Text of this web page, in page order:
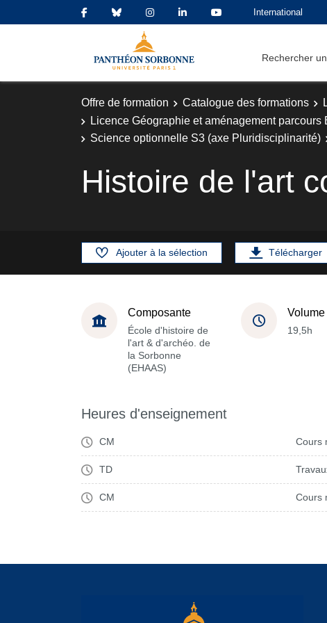
International
Rechercher
Offre de formation Catalogue des formations
Licence Géographie et aménagement parcours
Science optionnelle S3 (axe Pluridisciplinarité)
Histoire de l'art
Ajouter à la sélection Télécharger
Composante
École d'histoire de
l'art & d'archéo. de
la Sorbonne
(EHAAS)
19,5h
Heures d'enseignement
CM Cours
TD
CM Cours